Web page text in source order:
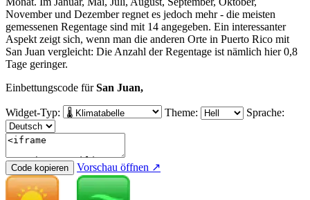
November und Dezember regnet es jedoch mehr - die meisten
gemessenen Regentage sind mit 14 angegeben. Ein interessanter
Aspekt zeigt sich, wenn man die anderen Orte in Puerto Rico mit
San Juan vergleicht: Die Anzahl der Regentage ist nämlich hier 0,8
Tage geringer.
Einbettungscode fürSan Juan,
Widget-Typ: Theme: Sprache:
Code kopieren Vorschau öffnen ↗